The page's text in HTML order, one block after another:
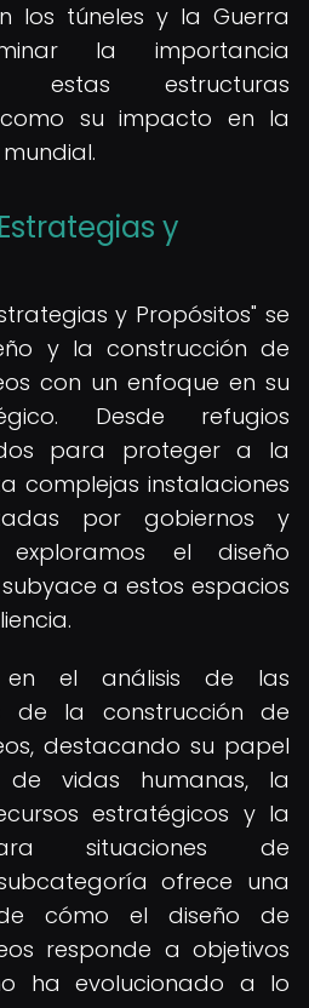
los túneles y la Guerra
la importancia
estas estructuras
su impacto en la
y
y Propósitos" se
y la construcción de
con un enfoque en su
Desde refugios
para proteger a la
complejas instalaciones
por gobiernos y
exploramos el diseño
a estos espacios
en el análisis de las
de la construcción de
destacando su papel
vidas humanas, la
estratégicos y la
situaciones de
ofrece una
cómo el diseño de
responde a objetivos
ha evolucionado a lo